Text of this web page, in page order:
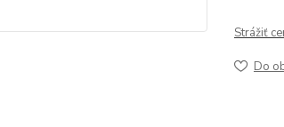
Strážiť
Do